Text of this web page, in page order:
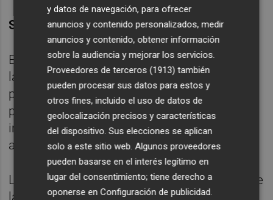
SEGURIDAD JURÍDICA
En paralelo, la CNMV trabaja para que desde
la gestora o banco se comunique a los
partícipes e inversores cuáles son sus
posibilidades y derechos. "La gestora está
intervenida, pero tiene su propio consejo de
administración", ha recordado.
La presidenta del supervisor ha afirmado que
la institución está dando todos los pasos
y datos de navegación, para ofrecer
anuncios y contenido personalizados, medir
anuncios y contenido, obtener información
sobre la audiencia y mejorar los servicios.
Proveedores de terceros (1913) también
pueden procesar sus datos para estos y
otros fines, incluido el uso de datos de
geolocalización precisos y características
del dispositivo. Sus elecciones se aplican
solo a este sitio web. Algunos proveedores
pueden basarse en el interés legítimo en
lugar del consentimiento; tiene derecho a
oponerse enConfiguración de publicidad